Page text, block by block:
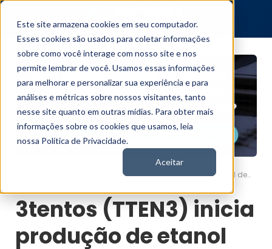
Este site armazena cookies em seu computador.
Esses cookies são usados para coletar informações
sobre como você interage com nosso site e nos
permite lembrar de você. Usamos essas informações
para melhorar e personalizar sua experiência e para
análises e métricas sobre nossos visitantes, tanto
nesse site quanto em outras mídias. Para obter mais
informações sobre os cookies que usamos, leia
nossa Política de Privacidade.
Aceitar
3tentos (TTEN3) inicia produção de etanol de milho em Mato Grosso
3tentos (TTEN3) inicia
produção de etanol